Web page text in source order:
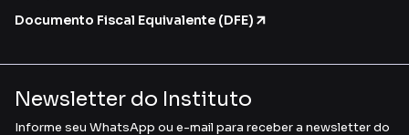
Documento Fiscal Equivalente (DFE)
Newsletter do Instituto
Informe seu WhatsApp ou e-mail para receber a newsletter do